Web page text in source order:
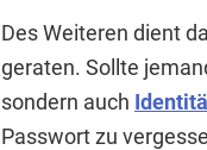
Des Weiteren dient
geraten. Sollte
sondern auch
Passwort zu